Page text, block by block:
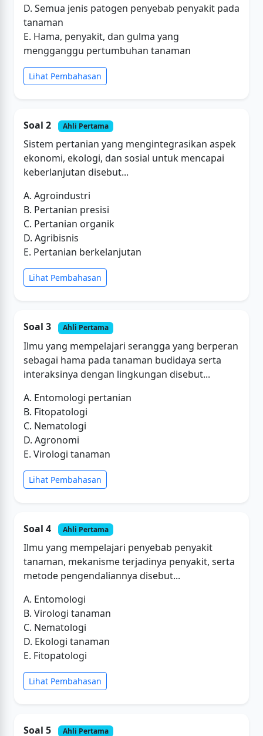
D. Semua jenis patogen penyebab penyakit pada
tanaman
E. Hama, penyakit, dan gulma yang
mengganggu pertumbuhan tanaman
Lihat Pembahasan
Soal 2 Ahli Pertama
Sistem pertanian yang mengintegrasikan aspek
ekonomi, ekologi, dan sosial untuk mencapai
keberlanjutan disebut...
A. Agroindustri
B. Pertanian presisi
C. Pertanian organik
D. Agribisnis
E. Pertanian berkelanjutan
Lihat Pembahasan
Soal 3 Ahli Pertama
Ilmu yang mempelajari serangga yang berperan
sebagai hama pada tanaman budidaya serta
interaksinya dengan lingkungan disebut...
A. Entomologi pertanian
B. Fitopatologi
C. Nematologi
D. Agronomi
E. Virologi tanaman
Lihat Pembahasan
Soal 4 Ahli Pertama
Ilmu yang mempelajari penyebab penyakit
tanaman, mekanisme terjadinya penyakit, serta
metode pengendaliannya disebut...
A. Entomologi
B. Virologi tanaman
C. Nematologi
D. Ekologi tanaman
E. Fitopatologi
Lihat Pembahasan
Soal 5 Ahli Pertama